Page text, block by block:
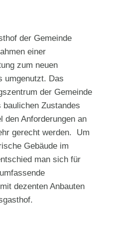
der Gemeinde
einer
zum neuen
umgenutzt. Das
der Gemeinde
Zustandes
den Anforderungen an
gerecht werden. Um
Gebäude im
man sich für
dezenten Anbauten